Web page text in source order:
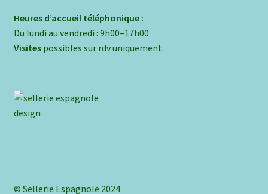
Heures d’accueil téléphonique :
Du lundi au vendredi : 9h00–17h00
Visitespossibles sur rdv uniquement.
© Sellerie Espagnole 2024